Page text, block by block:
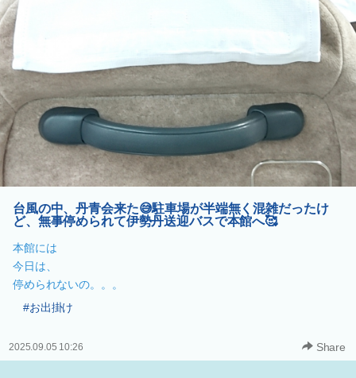
台風の中、丹青会来た😅駐車場が半端無く混雑だったけ
ど、無事停められて伊勢丹送迎バスで本館へ🥰
本館には
今日は、
停められないの。。。
#お出掛け
2025.09.05 10:26 Share